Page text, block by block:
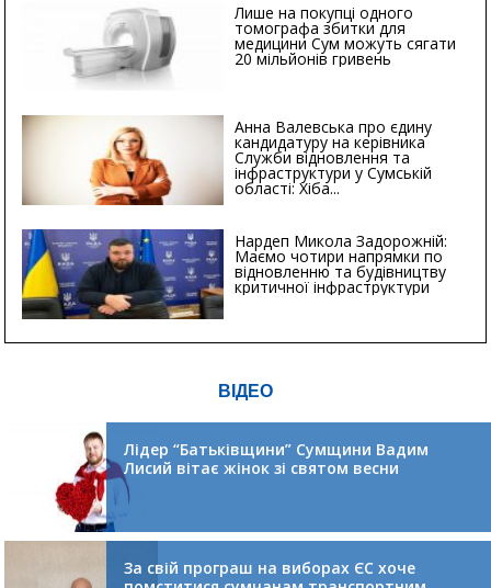
Лише на покупці одного
томографа збитки для
медицини Сум можуть сягати
20 мільйонів гривень
Анна Валевська про єдину
кандидатуру на керівника
Служби відновлення та
інфраструктури у Сумській
області: Хіба...
Нардеп Микола Задорожній:
Маємо чотири напрямки по
відновленню та будівництву
критичної інфраструктури
ВІДЕО
Лідер “Батьківщини” Сумщини Вадим
Лисий вітає жінок зі святом весни
За свій програш на виборах ЄС хоче